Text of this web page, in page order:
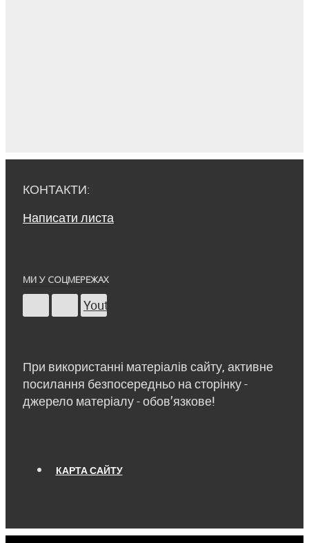
КОНТАКТИ:
Написати листа
МИ У СОЦМЕРЕЖАХ
Youtube
При використанні матеріалів сайту, активне
посилання безпосередньо на сторінку -
джерело матеріалу - обов’язкове!
КАРТА САЙТУ